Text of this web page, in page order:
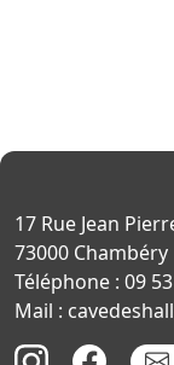
17 Rue Jean
73000 Chambéry
Téléphone : 09
Mail :